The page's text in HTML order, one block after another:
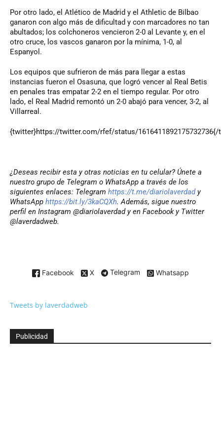
Por otro lado, el Atlético de Madrid y el Athletic de Bilbao
ganaron con algo más de dificultad y con marcadores no tan
abultados; los colchoneros vencieron 2-0 al Levante y, en el
otro cruce, los vascos ganaron por la mínima, 1-0, al
Espanyol.
Los equipos que sufrieron de más para llegar a estas
instancias fueron el Osasuna, que logró vencer al Real Betis
en penales tras empatar 2-2 en el tiempo regular. Por otro
lado, el Real Madrid remontó un 2-0 abajó para vencer, 3-2, al
Villarreal.
{twitter}https://twitter.com/rfef/status/
¿Deseas recibir esta y otras noticias en tu celular? Únete a
nuestro grupo de Telegram o WhatsApp a través de los
siguientes enlaces: Telegram https://t.me/diariolaverdady
WhatsApp https://bit.ly/3kaCQXh. Además, sigue nuestro
perfil en Instagram @diariolaverdad y en Facebook y Twitter
@laverdadweb.
Facebook X Telegram Whatsapp
Tweets by laverdadweb
Publicidad